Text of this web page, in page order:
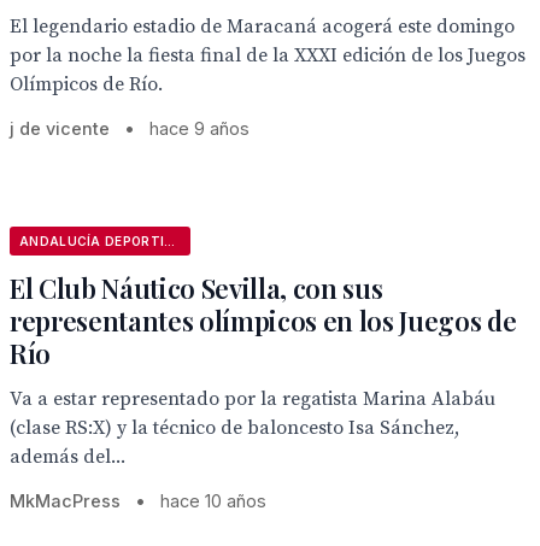
El legendario estadio de Maracaná acogerá este domingo
por la noche la fiesta final de la XXXI edición de los Juegos
Olímpicos de Río.
j de vicente • hace 9 años
El Club Náutico Sevilla, con sus
representantes olímpicos en los Juegos de
Río
Va a estar representado por la regatista Marina Alabáu
(clase RS:X) y la técnico de baloncesto Isa Sánchez,
además del...
MkMacPress • hace 10 años